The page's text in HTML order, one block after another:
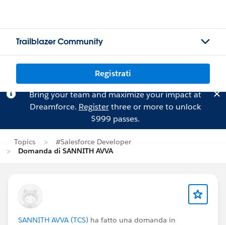
Trailblazer Community
Registrati
Bring your team and maximize your impact at
Dreamforce. Registerthree or more to unlock
$999 passes.
Topics
#Salesforce Developer
Domanda di SANNITH AVVA
SANNITH AVVA (TCS) ha fatto una domanda in